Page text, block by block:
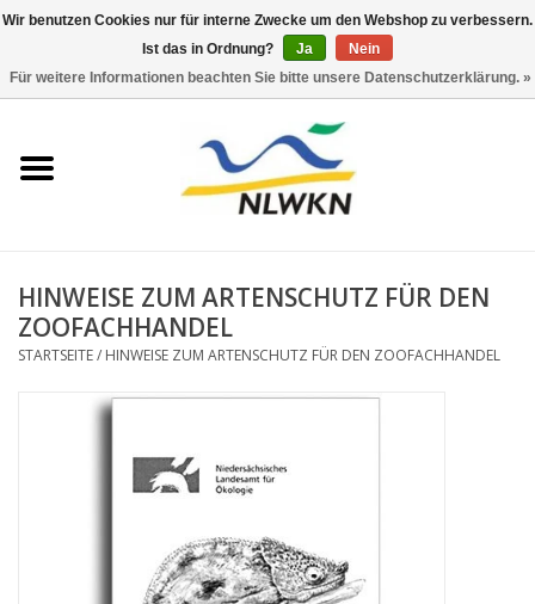
Neuerscheinungen
Wasserwirtschaft
HINWEISE ZUM ARTENSCHUTZ FÜR DEN
ZOOFACHHANDEL
STARTSEITE/ HINWEISE ZUM ARTENSCHUTZ FÜR DEN ZOOFACHHANDEL
Wir benutzen Cookies nur für interne Zwecke um den Webshop zu verbessern.
Ist das in Ordnung?
Ja
Nein
Für weitere Informationen beachten Sie bitte unsere Datenschutzerklärung. »